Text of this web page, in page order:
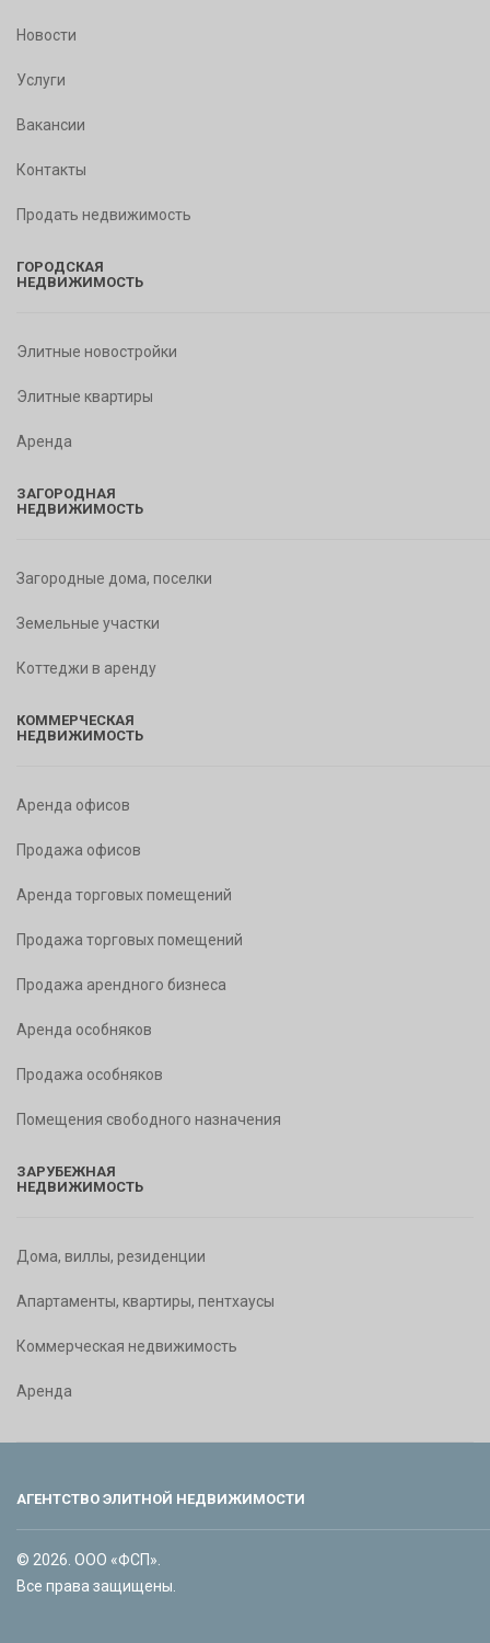
Новости
Услуги
Вакансии
Контакты
Продать недвижимость
ГОРОДСКАЯ
НЕДВИЖИМОСТЬ
Элитные новостройки
Элитные квартиры
Аренда
ЗАГОРОДНАЯ
НЕДВИЖИМОСТЬ
Загородные дома, поселки
Земельные участки
Коттеджи в аренду
КОММЕРЧЕСКАЯ
НЕДВИЖИМОСТЬ
Аренда офисов
Продажа офисов
Аренда торговых помещений
Продажа торговых помещений
Продажа арендного бизнеса
Аренда особняков
Продажа особняков
Помещения свободного назначения
ЗАРУБЕЖНАЯ
НЕДВИЖИМОСТЬ
Дома, виллы, резиденции
Апартаменты, квартиры, пентхаусы
Коммерческая недвижимость
Аренда
АГЕНТСТВО ЭЛИТНОЙ НЕДВИЖИМОСТИ
© 2026. ООО «ФСП».
Все права защищены.